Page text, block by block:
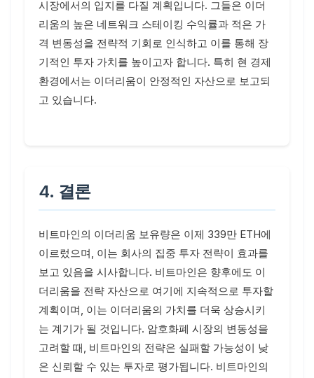
시장에서의 입지를 다질 계획입니다. 그들은 이더
리움의 높은 네트워크 스테이킹 수익률과 적은 가
격 변동성을 전략적 기회로 인식하고 이를 통해 장
기적인 투자 가치를 높이고자 합니다. 특히 현 경제
환경에서는 이더리움이 안정적인 자산으로 보고되
고 있습니다.
4. 결론
비트마인의 이더리움 보유량은 이제 339만 ETH에
이르렀으며, 이는 회사의 집중 투자 전략이 효과를
보고 있음을 시사합니다. 비트마인은 향후에도 이
더리움을 전략 자산으로 여기에 지속적으로 투자할
계획이며, 이는 이더리움의 가치를 더욱 상승시키
는 계기가 될 것입니다. 암호화폐 시장의 변동성을
고려할 때, 비트마인의 전략은 실패할 가능성이 낮
은 신뢰할 수 있는 투자로 평가됩니다. 비트마인의